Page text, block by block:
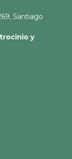
Santiago
y